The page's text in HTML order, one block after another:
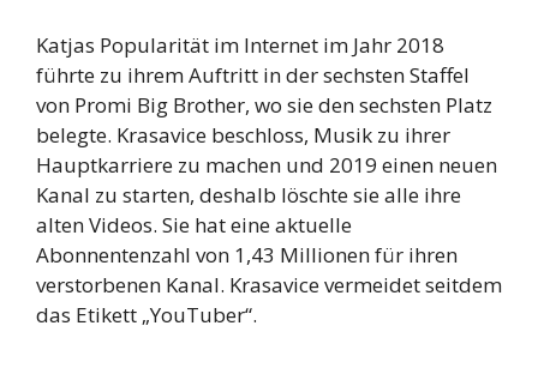
Katjas Popularität im Internet im Jahr 2018
führte zu ihrem Auftritt in der sechsten Staffel
von Promi Big Brother, wo sie den sechsten Platz
belegte. Krasavice beschloss, Musik zu ihrer
Hauptkarriere zu machen und 2019 einen neuen
Kanal zu starten, deshalb löschte sie alle ihre
alten Videos. Sie hat eine aktuelle
Abonnentenzahl von 1,43 Millionen für ihren
verstorbenen Kanal. Krasavice vermeidet seitdem
das Etikett „YouTuber“.